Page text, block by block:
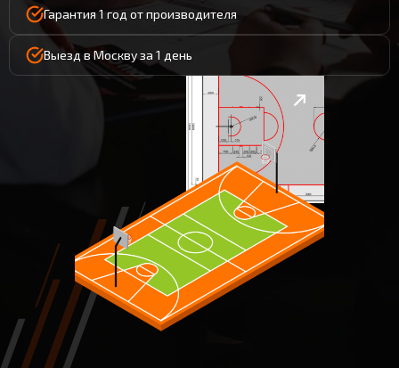
Гарантия 1 год от производителя
Выезд в Москву за 1 день